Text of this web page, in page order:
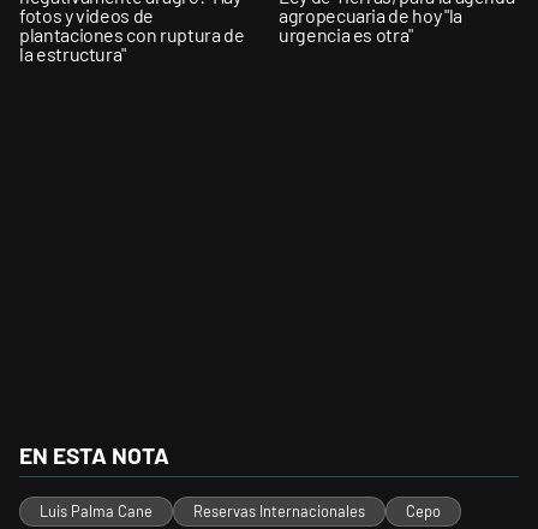
fotos y videos de
plantaciones con ruptura de
la estructura"
agropecuaria de hoy "la
urgencia es otra"
EN ESTA NOTA
Luis Palma Cane Reservas Internacionales Cepo